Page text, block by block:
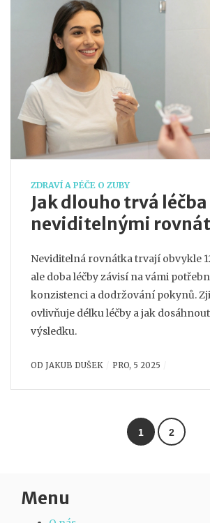
ZDRAVÍ A PÉČE O ZUBY
Jak dlouho trvá léčba
neviditelnými
Neviditelná rovnátka trvají obvykle
ale doba léčby závisí na vámi
konzistenci a dodržování pokynů.
ovlivňuje délku léčby a jak
výsledku.
OD JAKUB DUŠEK PRO, 5 2025
1 2
Menu